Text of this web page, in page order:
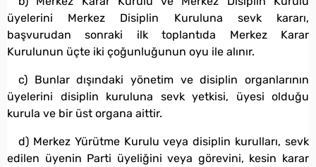
üyelerini Merkez Disiplin Kuruluna sevk kararı,
başvurudan sonraki ilk toplantıda Merkez Karar
Kurulunun üçte iki çoğunluğunun oyu ile alınır.
c) Bunlar dışındaki yönetim ve disiplin organlarının
üyelerini disiplin kuruluna sevk yetkisi, üyesi olduğu
kurula ve bir üst organa aittir.
d) Merkez Yürütme Kurulu veya disiplin kurulları, sevk
edilen üyenin Parti üyeliğini veya görevini, kesin karar